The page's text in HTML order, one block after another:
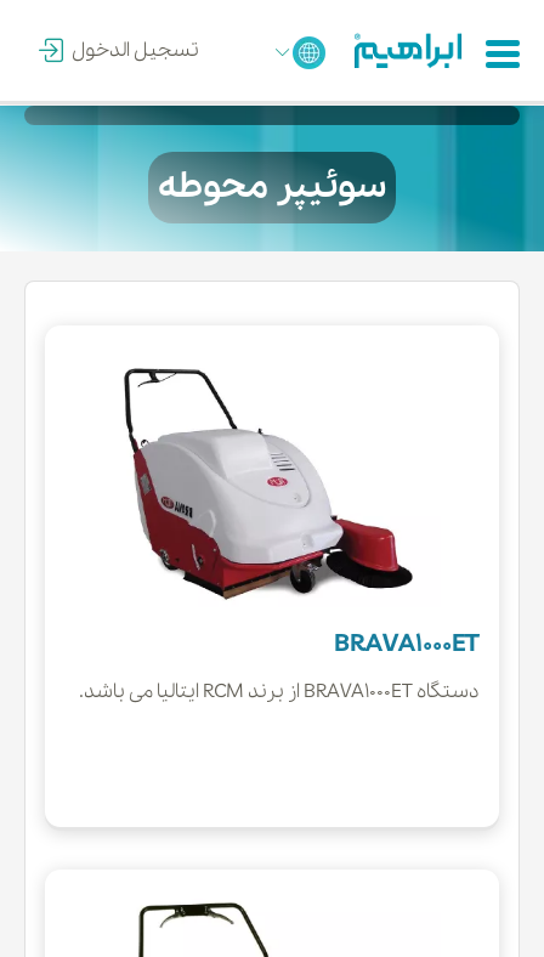
تسجيل الدخول
سوئیپر محوطه
BRAVA1000ET
دستگاه BRAVA1000ET از برند RCM ایتالیا می باشد.